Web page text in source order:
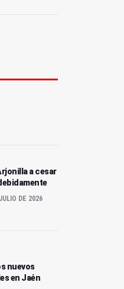
a cesar
DE 2026
nuevos
en Jaén